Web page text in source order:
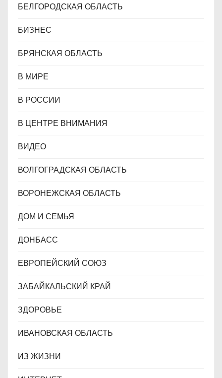
БЕЛГОРОДСКАЯ ОБЛАСТЬ
БИЗНЕС
БРЯНСКАЯ ОБЛАСТЬ
В МИРЕ
В РОССИИ
В ЦЕНТРЕ ВНИМАНИЯ
ВИДЕО
ВОЛГОГРАДСКАЯ ОБЛАСТЬ
ВОРОНЕЖСКАЯ ОБЛАСТЬ
ДОМ И СЕМЬЯ
ДОНБАСС
ЕВРОПЕЙСКИЙ СОЮЗ
ЗАБАЙКАЛЬСКИЙ КРАЙ
ЗДОРОВЬЕ
ИВАНОВСКАЯ ОБЛАСТЬ
ИЗ ЖИЗНИ